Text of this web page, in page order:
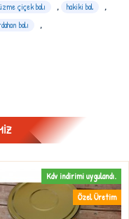
çiçek balı , hakiki bal
,
balı
,
Özel Üretim
Kdv indirimi uygulandı.